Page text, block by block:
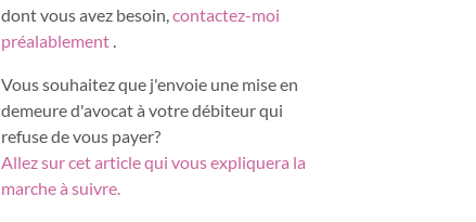
dont vous avez besoin, contactez-moi
préalablement
Vous souhaitez que j'envoie une mise en
demeure d'avocat à votre débiteur qui
refuse de vous payer?
Allez sur cet article qui vous expliquera la
marche à suivre.